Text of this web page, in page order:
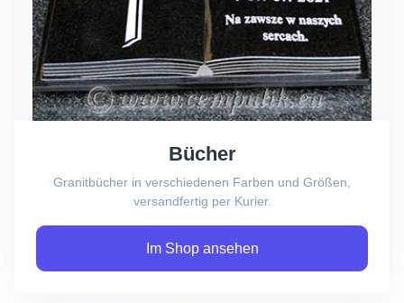
Bücher
Granitbücher in verschiedenen Farben und Größen,
versandfertig per Kurier.
Im Shop ansehen